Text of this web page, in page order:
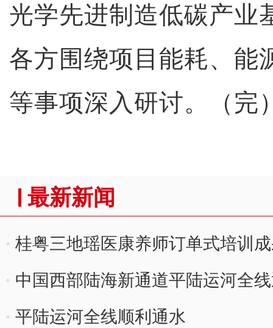
光学先进制造低碳产业
各方围绕项目能耗、能
等事项深入研讨。（完
最新新闻
桂粤三地瑶医康养师订单式培训
中国西部陆海新通道平陆运河全
平陆运河全线顺利通水